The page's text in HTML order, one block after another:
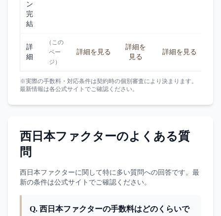
ン
完
結
詳
細
（この
ペー
ジ）
詳細を見る
詳細を
見る
詳細を見る
※実際の手数料・対応条件は契約時の個別審査により決まります。
最新情報は各公式サイトでご確認ください。
西日本ファクターのよくある質
問
西日本ファクターに関して特に多い質問への回答です。最
新の条件は公式サイトでご確認ください。
Q. 西日本ファクターの手数料はどのくらいで